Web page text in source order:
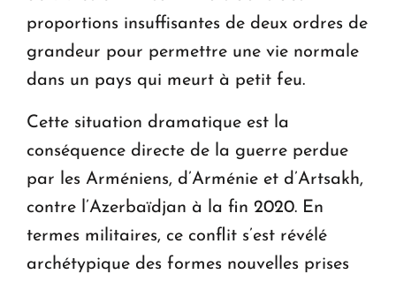
proportions insuffisantes de deux ordres de
grandeur pour permettre une vie normale
dans un pays qui meurt à petit feu.
Cette situation dramatique est la
conséquence directe de la guerre perdue
par les Arméniens, d’Arménie et d’Artsakh,
contre l’Azerbaïdjan à la fin 2020. En
termes militaires, ce conflit s’est révélé
archétypique des formes nouvelles prises